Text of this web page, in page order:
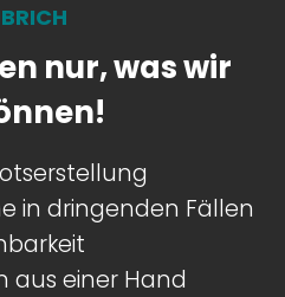
nur, was wir
in dringenden Fällen
aus einer Hand